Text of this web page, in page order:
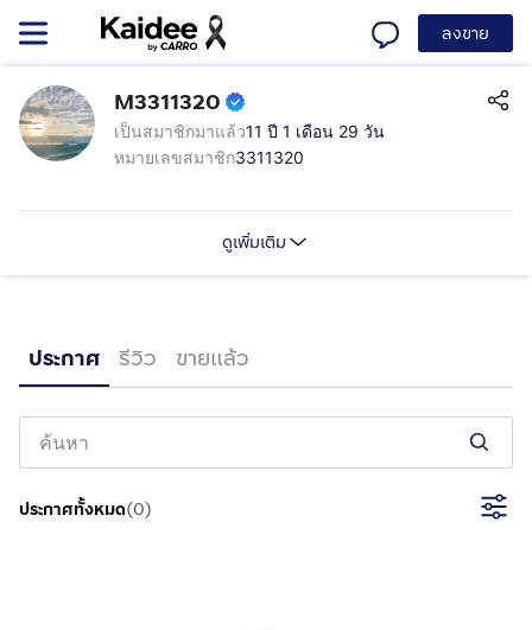
ลงขาย
M3311320
เป็นสมาชิกมาแล้ว11 ปี 1 เดือน 29 วัน
หมายเลขสมาชิก3311320
ดูเพิ่มเติม
ประกาศ รีวิว ขายแล้ว
ประกาศทั้งหมด(0)